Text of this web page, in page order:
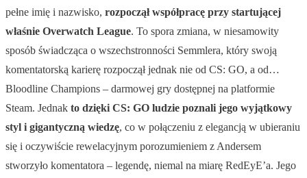
pełne imię i nazwisko, rozpoczął współpracę przy startującej
właśnie Overwatch League. To spora zmiana, w niesamowity
sposób świadcząca o wszechstronności Semmlera, który swoją
komentatorską karierę rozpoczął jednak nie od CS: GO, a od…
Bloodline Champions – darmowej gry dostępnej na platformie
Steam. Jednak to dzięki CS: GO ludzie poznali jego wyjątkowy
styl i gigantyczną wiedzę, co w połączeniu z elegancją w ubieraniu
się i oczywiście rewelacyjnym porozumieniem z Andersem
stworzyło komentatora – legendę, niemal na miarę RedEyE’a. Jego